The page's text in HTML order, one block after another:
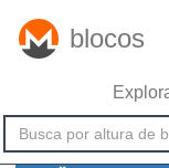
blocos